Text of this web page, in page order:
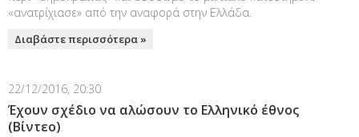
«ανατρίχιασε» από την αναφορά στην Ελλάδα.
Διαβάστε περισσότερα »
22/12/2016, 20:30
Έχουν σχέδιο να αλώσουν το Ελληνικό έθνος
(Βίντεο)